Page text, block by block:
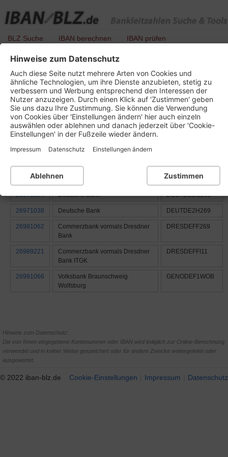
BLZ Suche IBAN berechnen IBAN prüfen
BLZ-Liste aller Banken mit der Ortsnummer
: 269
Bundesland oder Gebiet:
2 - Bremen, Hamburg, Niedersachsen, Schleswig-Holstein
BLZ Name der Bank
26941053 Commerzbank Wolfsburg
Wolfsburg
26971024 Deutsche Bank DEUTDEDB269
26971038 Deutsche Bank DEUTDE2H269
26981062
Commerzbank vormals Dresdner
Bank
DRESDEFF269
26989221
Commerzbank vormals Dresdner
Bank ITGK
DRESDEFFI11
26991066
Volksbank Braunschweig
Wolfsburg
GENODEF1WOB
Hinweis zum Datenschutz:
Die von Ihnen eingegebene Kontonummer oder IBAN wird lediglich zur Online-Berechnung
verwendet und in keiner Weise gespeichert oder für andere Zwecke weitergeleitet oder
ausgewertet.
© 2022 iban-blz.de Cookie-Einstellungen Impressum Datenschutz
Hinweise zum Datenschutz
Auch diese Seite nutzt mehrere Arten von Cookies und
ähnliche Technologien, um ihre Dienste anzubieten, stetig zu
verbessern und Werbung entsprechend den Interessen der
Nutzer anzuzeigen. Durch einen Klick auf 'Zustimmen' geben
Sie uns dazu Ihre Zustimmung. Sie können die Verwendung
von Cookies über 'Einstellungen ändern' hier auch einzeln
auswählen oder ablehnen und danach jederzeit über 'Cookie-
Einstellungen' in der Fußzeile wieder ändern.
Impressum Datenschutz Einstellungen ändern
Ablehnen Zustimmen